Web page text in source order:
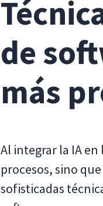
de
más
Al integrar la IA
procesos, sino
sofisticadas